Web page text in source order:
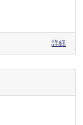
詳細